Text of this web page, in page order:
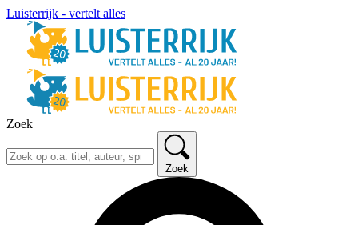
Luisterrijk - vertelt alles
Zoek
Zoek